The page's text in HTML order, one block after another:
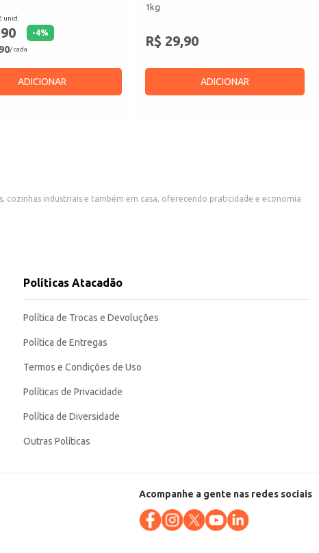
unid.
-4%
/ cada
ADICIONAR
1kg
R$ 29,90
ADICIONAR
cozinhas industriais e também em casa, oferecendo praticidade e economia
Políticas Atacadão
Política de Trocas e Devoluções
Política de Entregas
Termos e Condições de Uso
Políticas de Privacidade
Política de Diversidade
Outras Políticas
Acompanhe a gente nas redes sociais